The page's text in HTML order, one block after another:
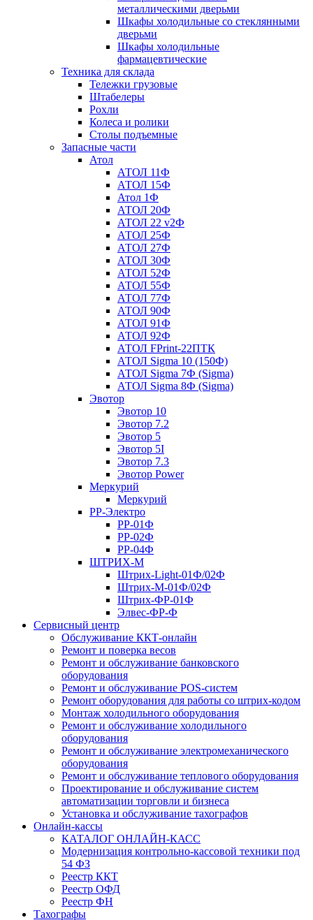
металлическими дверьми
Шкафы холодильные со стеклянными
дверьми
Шкафы холодильные
фармацевтические
Техника для склада
Тележки грузовые
Штабелеры
Рохли
Колеса и ролики
Столы подъемные
Запасные части
Атол
АТОЛ 11Ф
АТОЛ 15Ф
Атол 1Ф
АТОЛ 20Ф
АТОЛ 22 v2Ф
АТОЛ 25Ф
АТОЛ 27Ф
АТОЛ 30Ф
АТОЛ 52Ф
АТОЛ 55Ф
АТОЛ 77Ф
АТОЛ 90Ф
АТОЛ 91Ф
АТОЛ 92Ф
АТОЛ FPrint-22ПТК
АТОЛ Sigma 10 (150Ф)
АТОЛ Sigma 7Ф (Sigma)
АТОЛ Sigma 8Ф (Sigma)
Эвотор
Эвотор 10
Эвотор 7.2
Эвотор 5
Эвотор 5I
Эвотор 7.3
Эвотор Power
Меркурий
Меркурий
РР-Электро
РР-01Ф
РР-02Ф
РР-04Ф
ШТРИХ-М
Штрих-Light-01Ф/02Ф
Штрих-М-01Ф/02Ф
Штрих-ФР-01Ф
Элвес-ФР-Ф
Сервисный центр
Обслуживание ККТ-онлайн
Ремонт и поверка весов
Ремонт и обслуживание банковского
оборудования
Ремонт и обслуживание POS-систем
Ремонт оборудования для работы со штрих-кодом
Монтаж холодильного оборудования
Ремонт и обслуживание холодильного
оборудования
Ремонт и обслуживание электромеханического
оборудования
Ремонт и обслуживание теплового оборудования
Проектирование и обслуживание систем
автоматизации торговли и бизнеса
Установка и обслуживание тахографов
Онлайн-кассы
КАТАЛОГ ОНЛАЙН-КАСС
Модернизация контрольно-кассовой техники под
54 ФЗ
Реестр ККТ
Реестр ОФД
Реестр ФН
Тахографы